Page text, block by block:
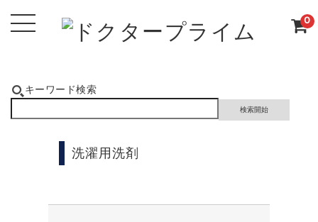
0
キーワード検索
洗濯用洗剤